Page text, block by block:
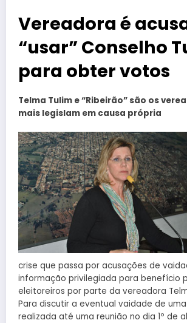
Vereadora é
“usar” Conselho
para obter votos
Telma Tulim e “Ribeirão” são os
mais legislam em causa própria
crise que passa por acusações de
informação privilegiada para benefício
eleitoreiros por parte da vereadora
Para discutir a eventual vaidade de
realizada até uma reunião no dia 1º de